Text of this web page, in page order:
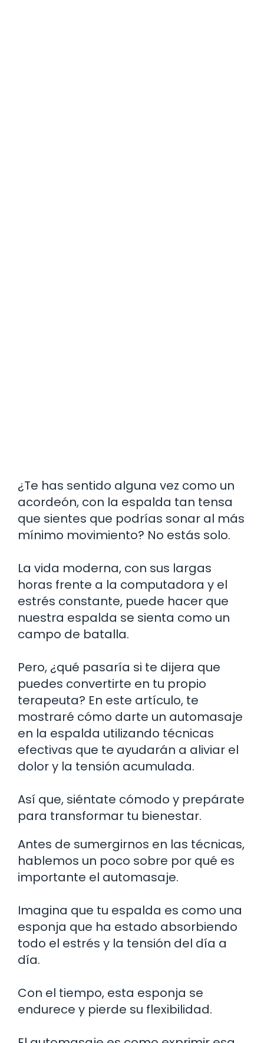
¿Te has sentido alguna vez como un
acordeón, con la espalda tan tensa
que sientes que podrías sonar al más
mínimo movimiento? No estás solo.
La vida moderna, con sus largas
horas frente a la computadora y el
estrés constante, puede hacer que
nuestra espalda se sienta como un
campo de batalla.
Pero, ¿qué pasaría si te dijera que
puedes convertirte en tu propio
terapeuta? En este artículo, te
mostraré cómo darte un automasaje
en la espalda utilizando técnicas
efectivas que te ayudarán a aliviar el
dolor y la tensión acumulada.
Así que, siéntate cómodo y prepárate
para transformar tu bienestar.
Antes de sumergirnos en las técnicas,
hablemos un poco sobre por qué es
importante el automasaje.
Imagina que tu espalda es como una
esponja que ha estado absorbiendo
todo el estrés y la tensión del día a
día.
Con el tiempo, esta esponja se
endurece y pierde su flexibilidad.